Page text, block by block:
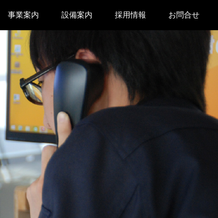
事業案内 設備案内 採用情報 お問合せ